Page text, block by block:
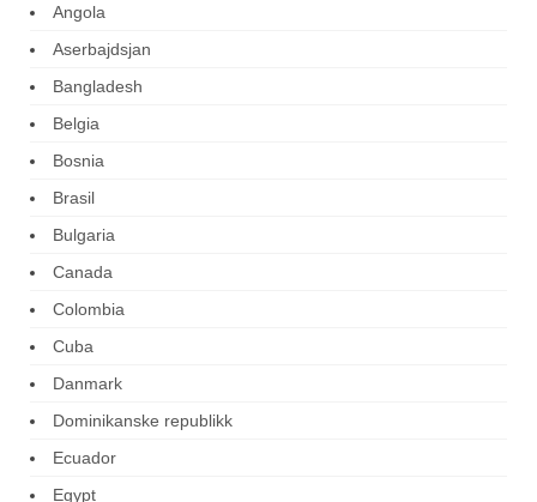
Angola
Aserbajdsjan
Bangladesh
Belgia
Bosnia
Brasil
Bulgaria
Canada
Colombia
Cuba
Danmark
Dominikanske republikk
Ecuador
Egypt